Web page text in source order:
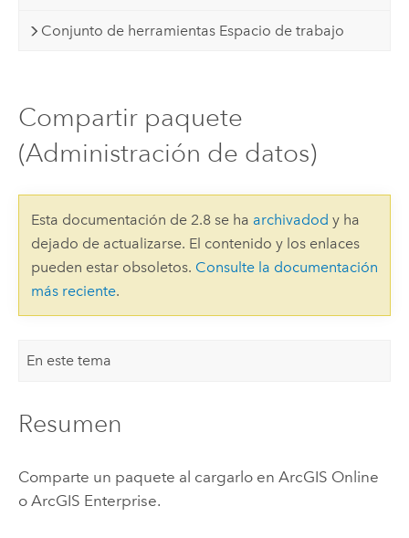
Conjunto de herramientas Espacio de trabajo
Compartir paquete
(Administración de datos)
Esta documentación de 2.8 se ha archivadod y ha
dejado de actualizarse. El contenido y los enlaces
pueden estar obsoletos. Consulte la documentación
más reciente.
En este tema
Resumen
Comparte un paquete al cargarlo en ArcGIS Online
o ArcGIS Enterprise.